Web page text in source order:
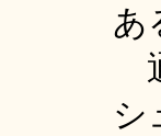
あ
シ